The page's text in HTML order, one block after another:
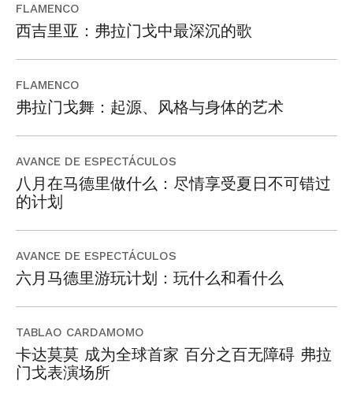
FLAMENCO
西吉里亚：弗拉门戈中最深沉的歌
FLAMENCO
弗拉门戈舞：起源、风格与身体的艺术
AVANCE DE ESPECTÁCULOS
八月在马德里做什么：尽情享受夏日不可错过
的计划
AVANCE DE ESPECTÁCULOS
六月马德里游玩计划：玩什么和看什么
TABLAO CARDAMOMO
卡达莫莫 成为全球首家 百分之百无障碍 弗拉
门戈表演场所